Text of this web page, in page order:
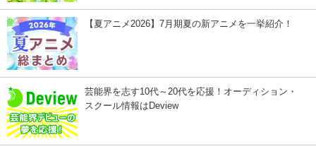
【夏アニメ2026】7月期夏の新アニメを一挙紹介！
芸能界を志す10代～20代を応援！オーディション・
スクール情報はDeview